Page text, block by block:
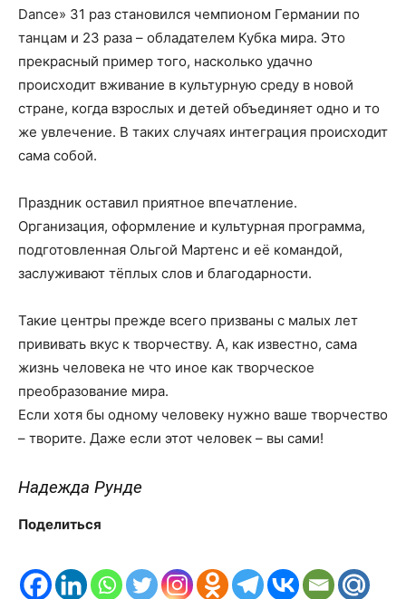
Dance» 31 раз становился чемпионом Германии по
танцам и 23 раза – обладателем Кубка мира. Это
прекрасный пример того, насколько удачно
происходит вживание в культурную среду в новой
стране, когда взрослых и детей объединяет одно и то
же увлечение. В таких случаях интеграция происходит
сама собой.
Праздник оставил приятное впечатление.
Организация, оформление и культурная программа,
подготовленная Ольгой Мартенс и её командой,
заслуживают тёплых слов и благодарности.
Такие центры прежде всего призваны с малых лет
прививать вкус к творчеству. А, как известно, сама
жизнь человека не что иное как творческое
преобразование мира.
Если хотя бы одному человеку нужно ваше творчество
– творите. Даже если этот человек – вы сами!
Надежда Рунде
Поделиться